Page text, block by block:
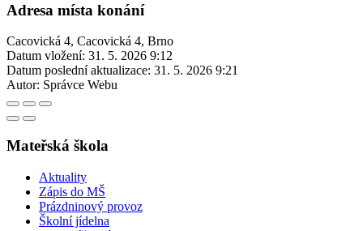
Adresa místa konání
Cacovická 4, Cacovická 4, Brno
Datum vložení: 31. 5. 2026 9:12
Datum poslední aktualizace: 31. 5. 2026 9:21
Autor: Správce Webu
Mateřská škola
Aktuality
Zápis do MŠ
Prázdninový provoz
Školní jídelna